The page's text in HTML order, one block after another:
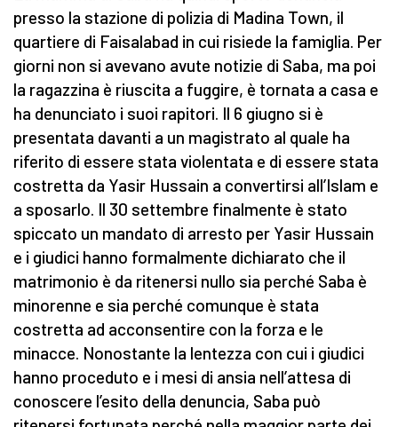
presso la stazione di polizia di Madina Town, il
quartiere di Faisalabad in cui risiede la famiglia. Per
giorni non si avevano avute notizie di Saba, ma poi
la ragazzina è riuscita a fuggire, è tornata a casa e
ha denunciato i suoi rapitori. Il 6 giugno si è
presentata davanti a un magistrato al quale ha
riferito di essere stata violentata e di essere stata
costretta da Yasir Hussain a convertirsi all’Islam e
a sposarlo. Il 30 settembre finalmente è stato
spiccato un mandato di arresto per Yasir Hussain
e i giudici hanno formalmente dichiarato che il
matrimonio è da ritenersi nullo sia perché Saba è
minorenne e sia perché comunque è stata
costretta ad acconsentire con la forza e le
minacce. Nonostante la lentezza con cui i giudici
hanno proceduto e i mesi di ansia nell’attesa di
conoscere l’esito della denuncia, Saba può